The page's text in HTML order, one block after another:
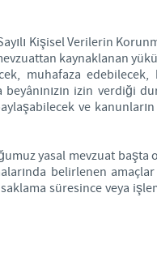
Kişisel Verilerin
kaynaklanan
muhafaza edebilecek,
izin verdiği
ve
yasal mevzuat başta
belirlenen amaçlar
süresince veya